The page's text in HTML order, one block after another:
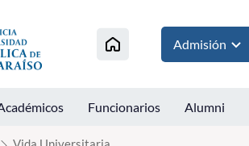
al contenido
Admisión
Funcionarios Alumni